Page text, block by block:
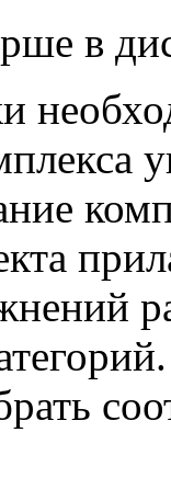
в